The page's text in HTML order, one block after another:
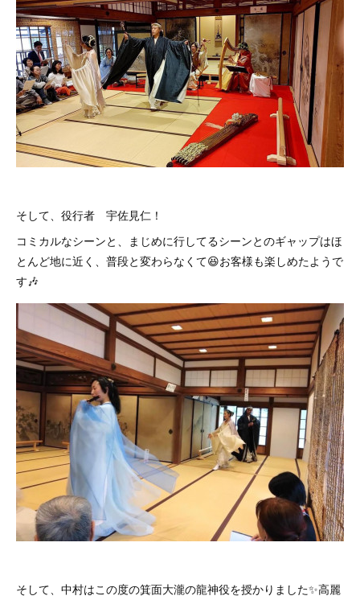
そして、役行者 宇佐見仁！
コミカルなシーンと、まじめに行してるシーンとのギャップはほ
とんど地に近く、普段と変わらなくて😆お客様も楽しめたようで
す🎶
そして、中村はこの度の箕面大瀧の龍神役を授かりました✨高麗